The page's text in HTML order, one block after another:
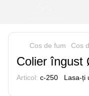
Cos de fum Cos
Colier îngust
Articol: c-250 Lasa-ți